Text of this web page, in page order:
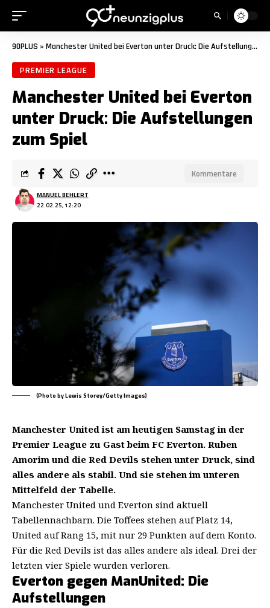
90PLUS » Manchester United bei Everton unter Druck: Die Aufstellungen zum Spiel
PREMIER LEAGUE
Manchester United bei Everton
unter Druck: Die Aufstellungen
zum Spiel
22.02.25, 12:20
MANUEL BEHLERT
Kommentare
(Photo by Lewis Storey/Getty Images)
Manchester United ist am heutigen Samstag in der
Premier League zu Gast beim FC Everton. Ruben
Amorim und die Red Devils stehen unter Druck, sind
alles andere als stabil. Und sie stehen im unteren
Mittelfeld der Tabelle.
Manchester United und Everton sind aktuell
Tabellennachbarn. Die Toffees stehen auf Platz 14,
United auf Rang 15, mit nur 29 Punkten auf dem Konto.
Für die Red Devils ist das alles andere als ideal. Drei der
letzten vier Spiele wurden verloren.
Everton gegen ManUnited: Die
Aufstellungen